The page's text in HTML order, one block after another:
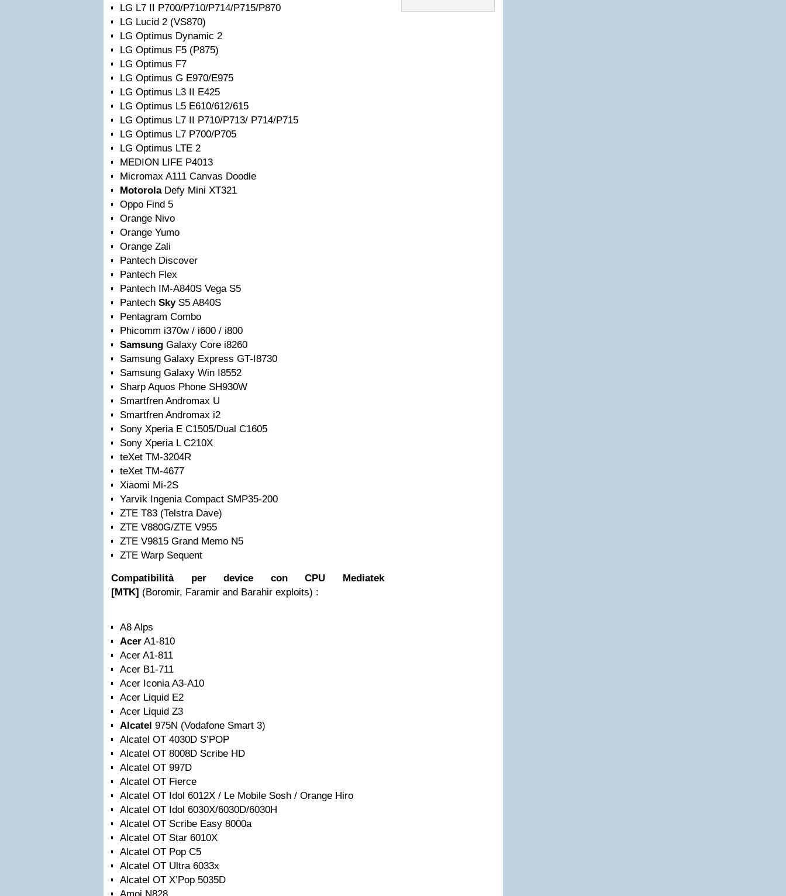
LG L7 II P700/P710/P714/P715/P870
LG Lucid 2 (VS870)
LG Optimus Dynamic 2
LG Optimus F5 (P875)
LG Optimus F7
LG Optimus G E970/E975
LG Optimus L3 II E425
LG Optimus L5 E610/612/615
LG Optimus L7 II P710/P713/ P714/P715
LG Optimus L7 P700/Р705
LG Optimus LTE 2
MEDION LIFE P4013
Micromax A111 Canvas Doodle
MotorolaDefy Mini XT321
Oppo Find 5
Orange Nivo
Orange Yumo
Orange Zali
Pantech Discover
Pantech Flex
Pantech IM-A840S Vega S5
Pantech SkyS5 A840S
Pentagram Combo
Phicomm i370w / i600 / i800
Samsung Galaxy Core i8260
Samsung Galaxy Express GT-I8730
Samsung Galaxy Win I8552
Sharp Aquos Phone SH930W
Smartfren Andromax U
Smartfren Andromax i2
Sony Xperia E C1505/Dual C1605
Sony Xperia L C210X
teXet TM-3204R
teXet TM-4677
Xiaomi Mi-2S
Yarvik Ingenia Compact SMP35-200
ZTE T83 (Telstra Dave)
ZTE V880G/ZTE V955
ZTE V9815 Grand Memo N5
ZTE Warp Sequent
Compatibilità per device con CPU Mediatek
[MTK] (Boromir, Faramir and Barahir exploits) :
A8 Alps
Acer A1-810
Acer A1-811
Acer B1-711
Acer Iconia A3-A10
Acer Liquid E2
Acer Liquid Z3
Alcatel 975N (Vodafone Smart 3)
Alcatel OT 4030D S’POP
Alcatel OT 8008D Scribe HD
Alcatel OT 997D
Alcatel OT Fierce
Alcatel OT Idol 6012X / Le Mobile Sosh / Orange Hiro
Alcatel OT Idol 6030X/6030D/6030H
Alcatel OT Scribe Easy 8000a
Alcatel OT Star 6010X
Alcatel OT Pop C5
Alcatel OT Ultra 6033x
Alcatel OT X’Pop 5035D